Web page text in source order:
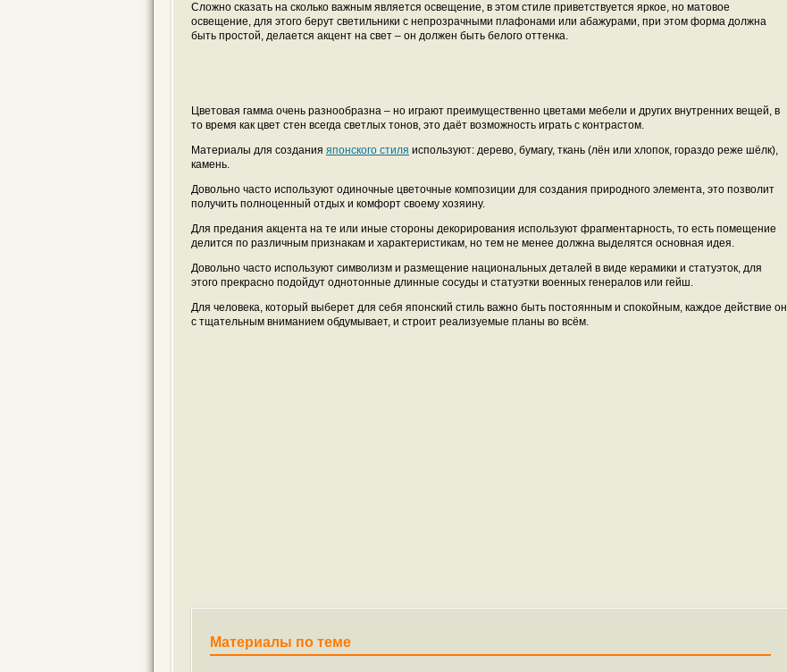
Сложно сказать на сколько важным является освещение, в этом стиле приветствуется яркое, но матовое
освещение, для этого берут светильники с непрозрачными плафонами или абажурами, при этом форма должна
быть простой, делается акцент на свет – он должен быть белого оттенка.
Цветовая гамма очень разнообразна – но играют преимущественно цветами мебели и других внутренних вещей, в
то время как цвет стен всегда светлых тонов, это даёт возможность играть с контрастом.
Материалы для создания японского стиля используют: дерево, бумагу, ткань (лён или хлопок, гораздо реже шёлк),
камень.
Довольно часто используют одиночные цветочные композиции для создания природного элемента, это позволит
получить полноценный отдых и комфорт своему хозяину.
Для предания акцента на те или иные стороны декорирования используют фрагментарность, то есть помещение
делится по различным признакам и характеристикам, но тем не менее должна выделятся основная идея.
Довольно часто используют символизм и размещение национальных деталей в виде керамики и статуэток, для
этого прекрасно подойдут однотонные длинные сосуды и статуэтки военных генералов или гейш.
Для человека, который выберет для себя японский стиль важно быть постоянным и спокойным, каждое действие он
с тщательным вниманием обдумывает, и строит реализуемые планы во всём.
Материалы по теме